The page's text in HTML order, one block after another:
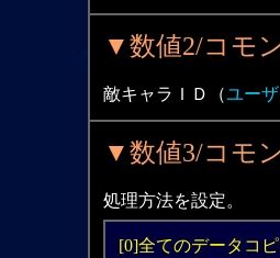
▼数値2/コモ
敵キャラＩＤ（ユー
▼数値3/コモ
処理方法を設定。
[0]全てのデータコ